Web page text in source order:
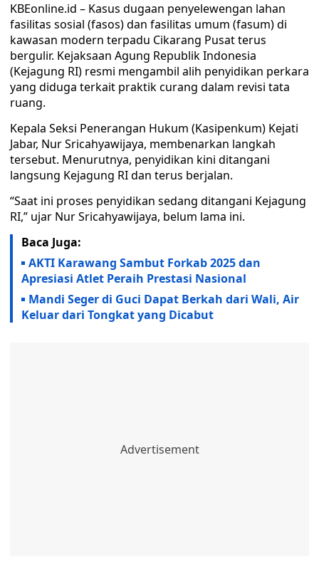
KBEonline.id – Kasus dugaan penyelewengan lahan
fasilitas sosial (fasos) dan fasilitas umum (fasum) di
kawasan modern terpadu Cikarang Pusat terus
bergulir. Kejaksaan Agung Republik Indonesia
(Kejagung RI) resmi mengambil alih penyidikan perkara
yang diduga terkait praktik curang dalam revisi tata
ruang.
Kepala Seksi Penerangan Hukum (Kasipenkum) Kejati
Jabar, Nur Sricahyawijaya, membenarkan langkah
tersebut. Menurutnya, penyidikan kini ditangani
langsung Kejagung RI dan terus berjalan.
“Saat ini proses penyidikan sedang ditangani Kejagung
RI,” ujar Nur Sricahyawijaya, belum lama ini.
Baca Juga:
AKTI Karawang Sambut Forkab 2025 dan
Apresiasi Atlet Peraih Prestasi Nasional ‎
Mandi Seger di Guci Dapat Berkah dari Wali, Air
Keluar dari Tongkat yang Dicabut